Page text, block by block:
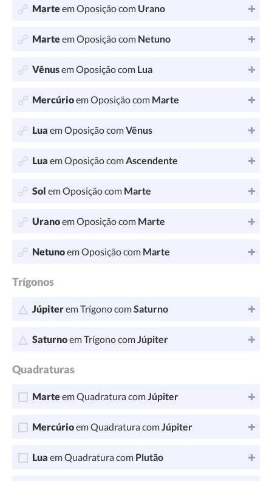
Marteem Oposição com Urano
Marteem Oposição com Netuno
Vênusem Oposição com Lua
Mercúrioem Oposição com Marte
Lua em Oposição comVênus
Lua em Oposição comAscendente
Sol em Oposição com Marte
Uranoem Oposição com Marte
Netunoem Oposição com Marte
Trígonos
Júpiterem Trígono comSaturno
Saturnoem Trígono comJúpiter
Quadraturas
Marteem Quadratura comJúpiter
Mercúrioem Quadratura comJúpiter
Lua em Quadratura com Plutão